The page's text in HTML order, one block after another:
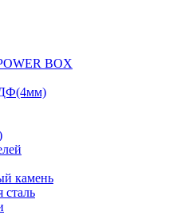
BOX
камень